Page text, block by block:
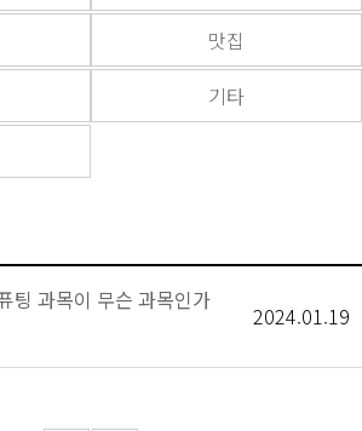
맛집
기타
팅 과목이 무슨 과목인가
2024.01.19